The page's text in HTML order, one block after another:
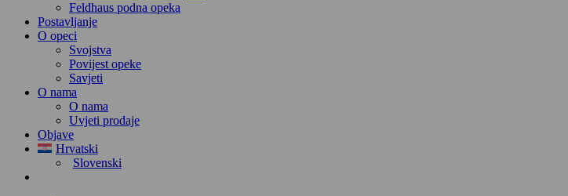
Feldhaus podna opeka
Postavljanje
O opeci
Svojstva
Povijest opeke
Savjeti
O nama
O nama
Uvjeti prodaje
Objave
Hrvatski
Slovenski